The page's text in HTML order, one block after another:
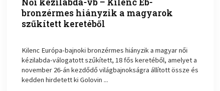
Női kézilabda-vb – Kilenc Eb-
bronzérmes hiányzik a magyarok
szűkített keretéből
Kilenc Európa-bajnoki bronzérmes hiányzik a magyar női
kézilabda-válogatott szűkített, 18 fős keretéből, amelyet a
november 26-án kezdődő világbajnokságra állított össze és
kedden hirdetett ki Golovin ...